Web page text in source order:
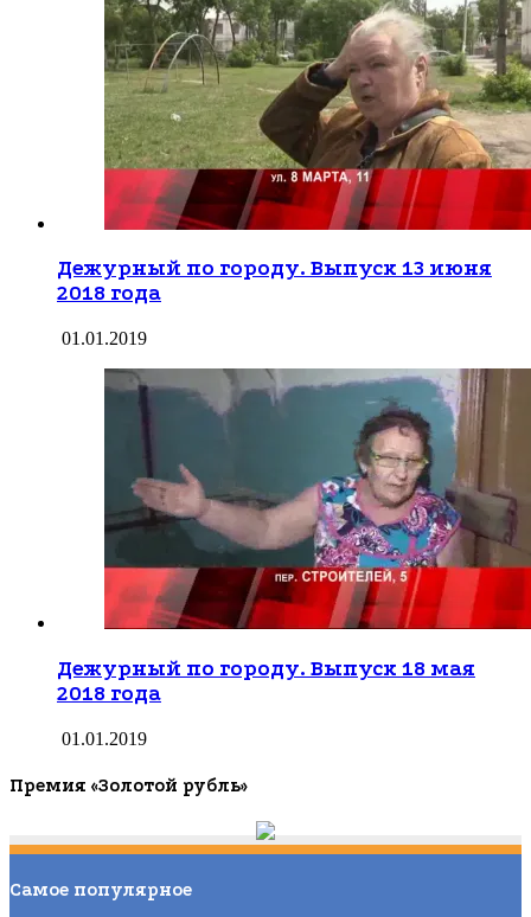
Дежурный по городу. Выпуск 13 июня
2018 года
01.01.2019
Дежурный по городу. Выпуск 18 мая
2018 года
01.01.2019
Премия «Золотой рубль»
Самое популярное